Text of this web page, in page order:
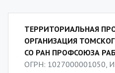
ТЕРРИТОРИАЛЬНАЯ
ОРГАНИЗАЦИЯ
СО РАН ПРОФСОЮЗА
ОГРН: 1027000001050,